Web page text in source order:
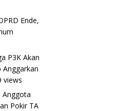
Ende,
P3K Akan
Anggarkan
views
Anggota
Pokir TA